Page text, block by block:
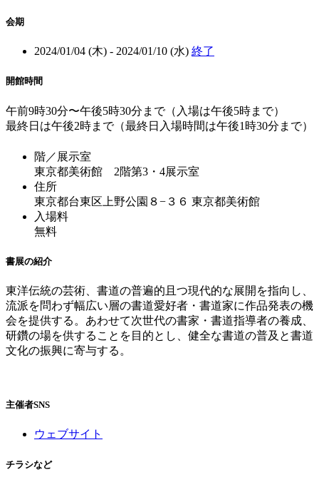
会期
2024/01/04 (木) - 2024/01/10 (水) 終了
開館時間
午前9時30分〜午後5時30分まで（入場は午後5時まで）
最終日は午後2時まで（最終日入場時間は午後1時30分まで）
階／展示室
東京都美術館 2階第3・4展示室
住所
東京都台東区上野公園８−３６ 東京都美術館
入場料
無料
書展の紹介
東洋伝統の芸術、書道の普遍的且つ現代的な展開を指向し、
流派を問わず幅広い層の書道愛好者・書道家に作品発表の機
会を提供する。あわせて次世代の書家・書道指導者の養成、
研鑽の場を供することを目的とし、健全な書道の普及と書道
文化の振興に寄与する。
主催者SNS
ウェブサイト
チラシなど